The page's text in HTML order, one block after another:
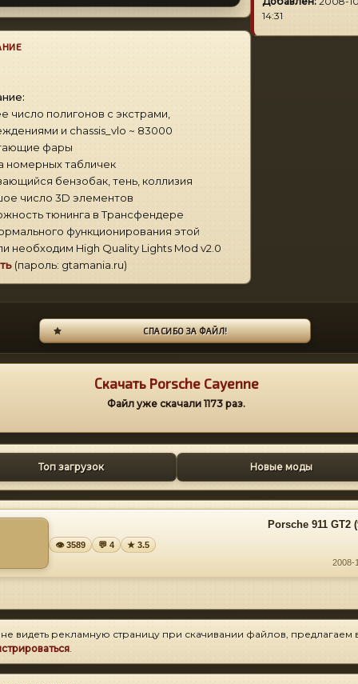
число полигонов с экстрами,
и chassis_vlo ~ 83000
фары
номерных табличек
бензобак, тень, коллизия
число 3D элементов
тюнинга в Трансфендере
функционирования этой
необходим High Quality Lights Mod v2.0
(пароль: gtamania.ru)
14:31
СПАСИБО ЗА ФАЙЛ!
Скачать Porsche Cayenne
Файл уже скачали 1173 раз.
Топ загрузок Новые моды
Porsche 911 GT2
👁 3589 💬 4
★ 3.5
2008-
видеть рекламную страницу при скачивании файлов, предлагаем
.